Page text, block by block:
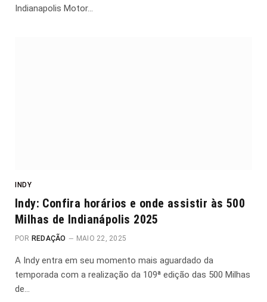
Indianapolis Motor…
INDY
Indy: Confira horários e onde assistir às 500
Milhas de Indianápolis 2025
POR REDAÇÃO MAIO 22, 2025
A Indy entra em seu momento mais aguardado da
temporada com a realização da 109ª edição das 500 Milhas
de…